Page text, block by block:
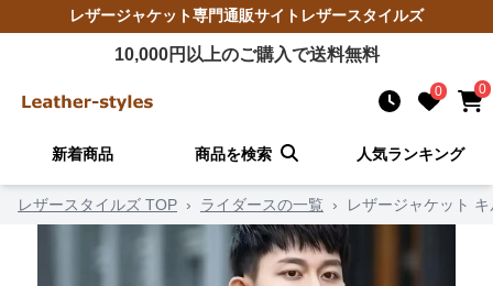
レザージャケット専門通販サイト レザースタイルズ
10,000円以上のご購入で送料無料
0 0
新着商品 商品を検索 人気ランキング
レザースタイルズ TOP › ライダースの一覧 › レザージャケット